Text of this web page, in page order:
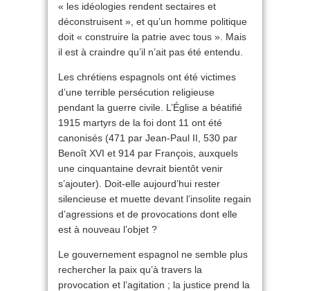
« les idéologies rendent sectaires et
déconstruisent », et qu’un homme politique
doit « construire la patrie avec tous ». Mais
il est à craindre qu’il n’ait pas été entendu.
Les chrétiens espagnols ont été victimes
d’une terrible persécution religieuse
pendant la guerre civile. L’Église a béatifié
1915 martyrs de la foi dont 11 ont été
canonisés (471 par Jean-Paul II, 530 par
Benoît XVI et 914 par François, auxquels
une cinquantaine devrait bientôt venir
s’ajouter). Doit-elle aujourd’hui rester
silencieuse et muette devant l’insolite regain
d’agressions et de provocations dont elle
est à nouveau l’objet ?
Le gouvernement espagnol ne semble plus
rechercher la paix qu’à travers la
provocation et l’agitation ; la justice prend la